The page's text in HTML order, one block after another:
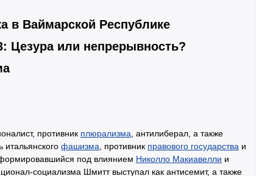
в Ваймарской Республике
Цезура или непрерывность?
противник плюрализма , антилиберал, а также
итальянского фашизма , противник правового государства и
под влиянием Николло Макиавелли и
социализма Шмитт выступал как антисемит, а также